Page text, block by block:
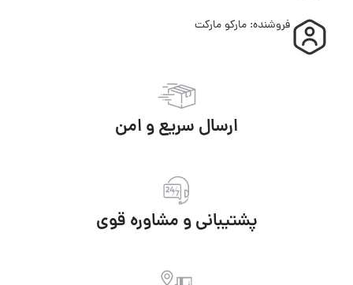
فروشنده: مارکو مارکت
ارسال سریع و امن
پشتیبانی و مشاوره قوی